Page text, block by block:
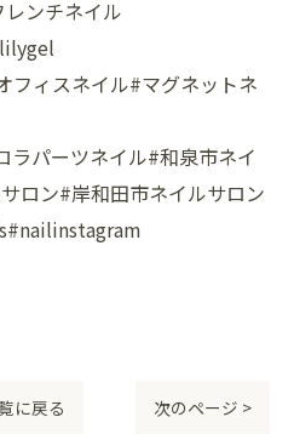
ンチネイル
フィスネイル#マグネットネ
ラパーツネイル#和泉市ネイ
ロン#岸和田市ネイルサロン
に戻る 次のページ >